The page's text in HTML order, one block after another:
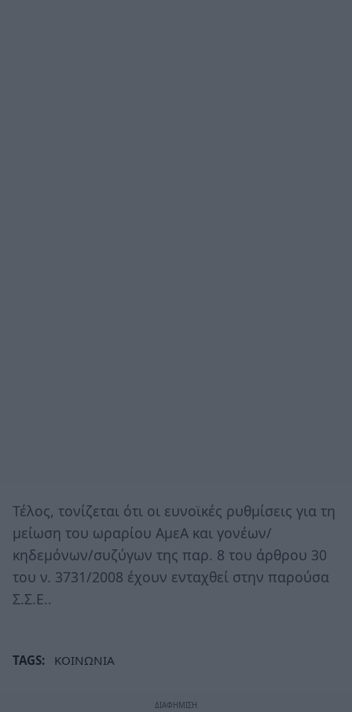
Τέλος, τονίζεται ότι οι ευνοϊκές ρυθμίσεις για τη
μείωση του ωραρίου ΑμεΑ και γονέων/
κηδεμόνων/συζύγων της παρ. 8 του άρθρου 30
του ν. 3731/2008 έχουν ενταχθεί στην παρούσα
Σ.Σ.Ε..
TAGS: ΚΟΙΝΩΝΙΑ